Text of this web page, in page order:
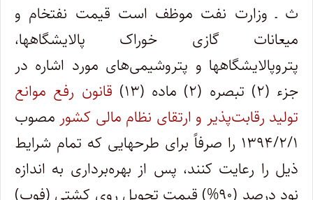
ث ـ وزارت نفت موظف است قیمت نفت­خام و
میعانات گازی خوراک پالایشگاهها،
پتروپالایشگاهها و پتروشیمی‌های مورد اشاره در
جزء (۲) تبصره (۲) ماده (۱۳)
قانون رفع موانع
تولید رقابت‌پذیر و ارتقای نظام مالی کشور مصوب
۱۳۹۴/۲/۱ را صرفاً برای طرحهایی که تمام شرایط
ذیل را رعایت کنند، پس از بهره‌برداری به اندازه
نود درصد (۹۰%) قیمت تحویل روی کشتی (فوب)